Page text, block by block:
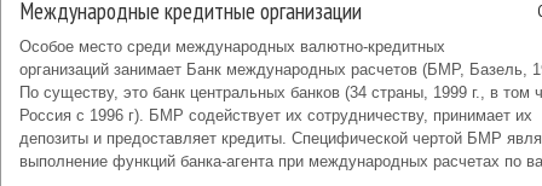
Международные кредитные организации
Особое место среди международных валютно-кредитных
организаций занимает Банк международных расчетов (БМР, Базель,
По существу, это банк центральных банков (34 страны, 1999 г., в том
Россия с 1996 г). БМР содействует их сотрудничеству, принимает их
депозиты и предоставляет кредиты. Специфической чертой БМР
выполнение функций банка-агента при международных расчетах по